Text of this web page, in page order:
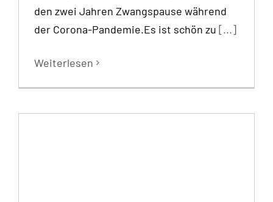
den zwei Jahren Zwangspause während
der Corona-Pandemie.Es ist schön zu [...]
Weiterlesen